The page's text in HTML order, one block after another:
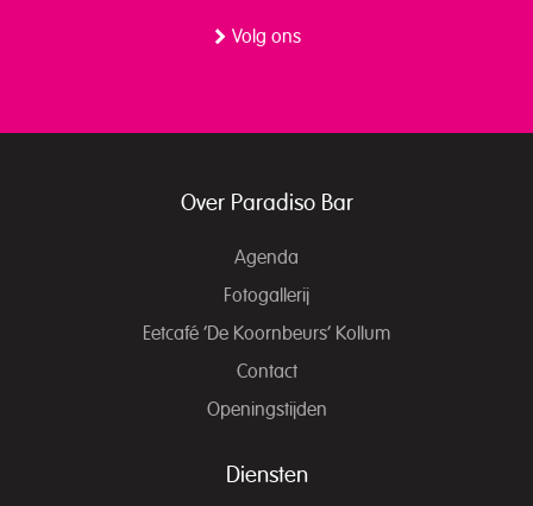
Volg ons
Over Paradiso Bar
Agenda
Fotogallerij
Eetcafé ‘De Koornbeurs’ Kollum
Contact
Openingstijden
Diensten